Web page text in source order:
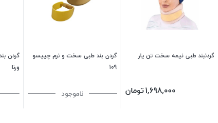
گردنبند طبی نیمه سخت تن یار
1,698,000تومان
گردن بند طبی سخت و نرم چیپسو
109
ناموجود
ورنا